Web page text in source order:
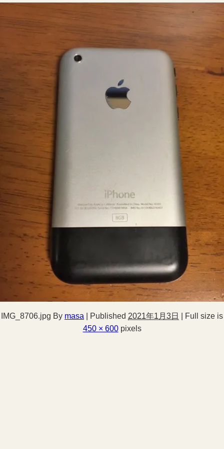
IMG_8706.jpg By masa Published 2021年1月3日
Full size is
450 × 600pixels